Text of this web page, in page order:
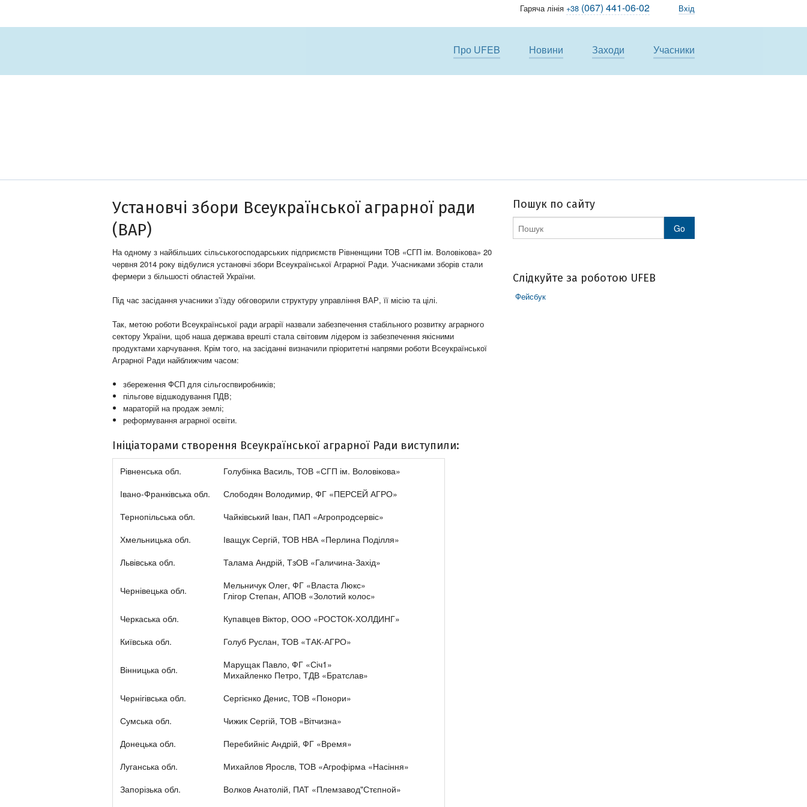
Гаряча лінія +38 (067) 441-06-02 Вхід
Про UFEB Новини Заходи Учасники
Установчі збори Всеукраїнської аграрної ради
(ВАР)
На одному з найбільших сільськогосподарських підприємств Рівненщини ТОВ «СГП ім. Воловікова» 20
червня 2014 року відбулися установчі збори Всеукраїнської Аграрної Ради. Учасниками зборів стали
фермери з більшості областей України.
Під час засідання учасники з’їзду обговорили структуру управління ВАР, її місію та цілі.
Так, метою роботи Всеукраїнської ради аграрії назвали забезпечення стабільного розвитку аграрного
сектору України, щоб наша держава врешті стала світовим лідером із забезпечення якісними
продуктами харчування. Крім того, на засіданні визначили пріоритетні напрями роботи Всеукраїнської
Аграрної Ради найближчим часом:
збереження ФСП для сільгоспвиробників;
пільгове відшкодування ПДВ;
мараторій на продаж землі;
реформування аграрної освіти.
Ініціаторами створення Всеукраїнської аграрної Ради виступили:
Рівненська обл.
Голубінка Василь, ТОВ «СГП ім. Воловікова»
Івано-Франківська обл.
Слободян Володимир, ФГ «ПЕРСЕЙ АГРО»
Тернопільська обл.
Чайківський Іван, ПАП «Агропродсервіс»
Хмельницька обл.
Іващук Сергій, ТОВ НВА «Перлина Поділля»
Львівська обл.
Талама Андрій, ТзОВ «Галичина-Захід»
Чернівецька обл.
Мельничук Олег, ФГ «Власта Люкс»
Глігор Степан, АПОВ «Золотий колос»
Черкаська обл.
Купавцев Віктор, ООО «РОСТОК-ХОЛДИНГ»
Київська обл.
Голуб Руслан, ТОВ «ТАК-АГРО»
Вінницька обл.
Марущак Павло, ФГ «Січ1»
Михайленко Петро, ТДВ «Братслав»
Чернігівська обл.
Сергієнко Денис, ТОВ «Понори»
Сумська обл.
Чижик Сергій, ТОВ «Вітчизна»
Донецька обл.
Перебийніс Андрій, ФГ «Время»
Луганська обл.
Михайлов Ярослв, ТОВ «Агрофірма «Насіння»
Запорізька обл.
Волков Анатолій, ПАТ «Племзавод"Стєпной»
Пошук по сайту
Слідкуйте за роботою UFEB
Фейсбук